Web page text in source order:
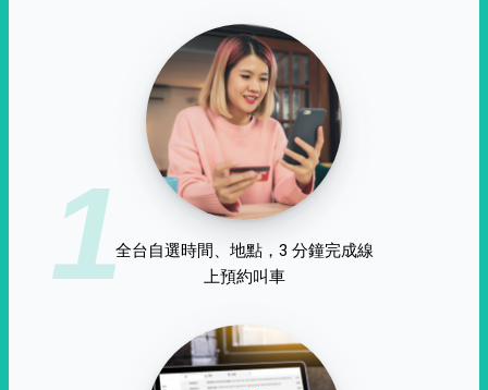
1全台自選時間、地點，3 分鐘完成線
上預約叫車